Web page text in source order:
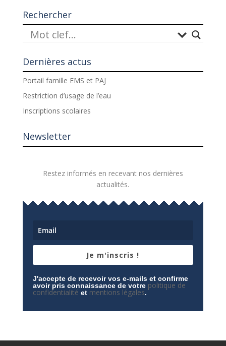
Rechercher
Dernières actus
Portail famille EMS et PAJ
Restriction d’usage de l’eau
Inscriptions scolaires
Newsletter
Restez informés en recevant nos dernières
actualités.
Je m'inscris !
J'accepte de recevoir vos e-mails et confirme
avoir pris connaissance de votre politique de
confidentialité et mentions légales.